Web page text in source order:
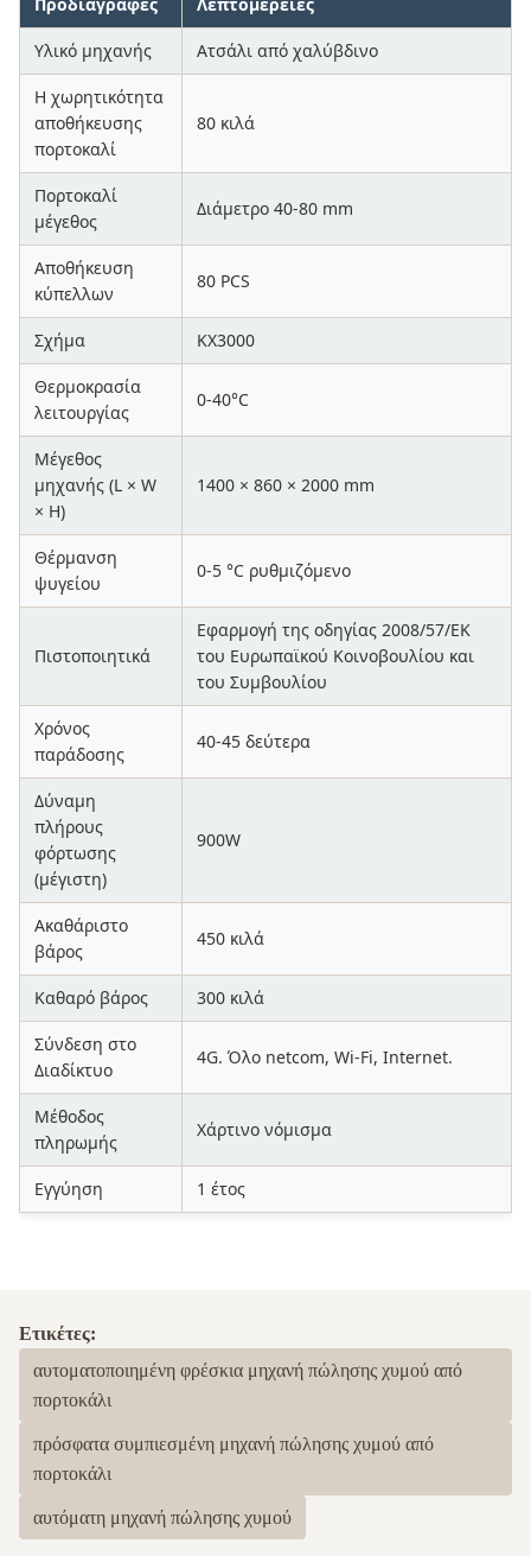
Υλικό μηχανής Ατσάλι από χαλύβδινο
Η χωρητικότητα
αποθήκευσης
πορτοκαλί
80 κιλά
Πορτοκαλί
μέγεθος
Διάμετρο 40-80 mm
Αποθήκευση
κύπελλων
80 PCS
Σχήμα KX3000
Θερμοκρασία
λειτουργίας
0-40°C
Μέγεθος
μηχανής (L × W
× H)
1400 × 860 × 2000 mm
Θέρμανση
ψυγείου
0-5 °C ρυθμιζόμενο
Πιστοποιητικά
Εφαρμογή της οδηγίας 2008/57/ΕΚ
του Ευρωπαϊκού Κοινοβουλίου και
του Συμβουλίου
Χρόνος
παράδοσης
40-45 δεύτερα
Δύναμη
πλήρους
φόρτωσης
(μέγιστη)
900W
Ακαθάριστο
βάρος
450 κιλά
Καθαρό βάρος 300 κιλά
Σύνδεση στο
Διαδίκτυο
4G. Όλο netcom, Wi-Fi, Internet.
Μέθοδος
πληρωμής
Χάρτινο νόμισμα
Εγγύηση 1 έτος
Ετικέτες:
αυτοματοποιημένη φρέσκια μηχανή πώλησης χυμού από
πορτοκάλι
πρόσφατα συμπιεσμένη μηχανή πώλησης χυμού από
πορτοκάλι
αυτόματη μηχανή πώλησης χυμού